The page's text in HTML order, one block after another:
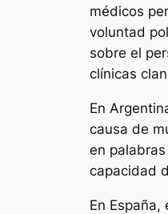
médicos
voluntad
sobre el
clínicas
En
causa de
en
capacidad
En